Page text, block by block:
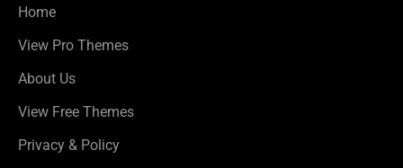
Home
View Pro Themes
About Us
View Free Themes
Privacy & Policy